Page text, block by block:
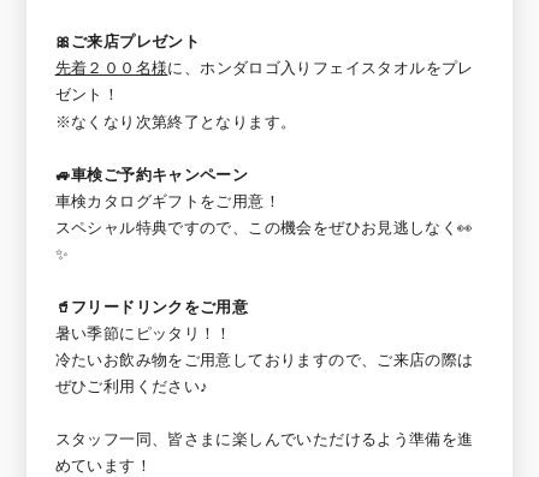
🎀ご来店プレゼント
先着２００名様に、ホンダロゴ入りフェイスタオルをプレ
ゼント！
※なくなり次第終了となります。
🚙車検ご予約キャンペーン
車検カタログギフトをご用意！
スペシャル特典ですので、この機会をぜひお見逃しなく👀
✨
🥤フリードリンクをご用意
暑い季節にピッタリ！！
冷たいお飲み物をご用意しておりますので、ご来店の際は
ぜひご利用ください♪
スタッフ一同、皆さまに楽しんでいただけるよう準備を進
めています！